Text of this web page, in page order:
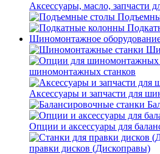
Аксессуары, масло, запчасти
Шиномонтажное
шиномонтажных станков
Аксессуары и запчасти для
Опции и аксессуары для
правки дисков (Дископравы)